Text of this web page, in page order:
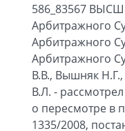
586_83567
Арбитражного
Арбитражного
Арбитражного
В.В., Вышняк
В.Л. -
о пересмотре в
1335/2008,